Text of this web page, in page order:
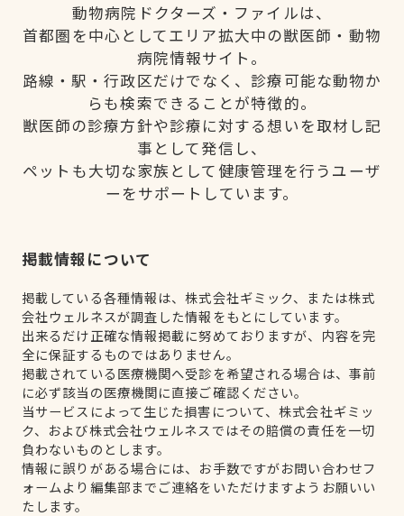
動物病院ドクターズ・ファイルは、
首都圏を中心としてエリア拡大中の獣医師・動物
病院情報サイト。
路線・駅・行政区だけでなく、診療可能な動物か
らも検索できることが特徴的。
獣医師の診療方針や診療に対する想いを取材し記
事として発信し、
ペットも大切な家族として健康管理を行うユーザ
ーをサポートしています。
掲載情報について
掲載している各種情報は、株式会社ギミック、または株式
会社ウェルネスが調査した情報をもとにしています。
出来るだけ正確な情報掲載に努めておりますが、内容を完
全に保証するものではありません。
掲載されている医療機関へ受診を希望される場合は、事前
に必ず該当の医療機関に直接ご確認ください。
当サービスによって生じた損害について、株式会社ギミッ
ク、および株式会社ウェルネスではその賠償の責任を一切
負わないものとします。
情報に誤りがある場合には、お手数ですがお問い合わせフ
ォームより編集部までご連絡をいただけますようお願いい
たします。